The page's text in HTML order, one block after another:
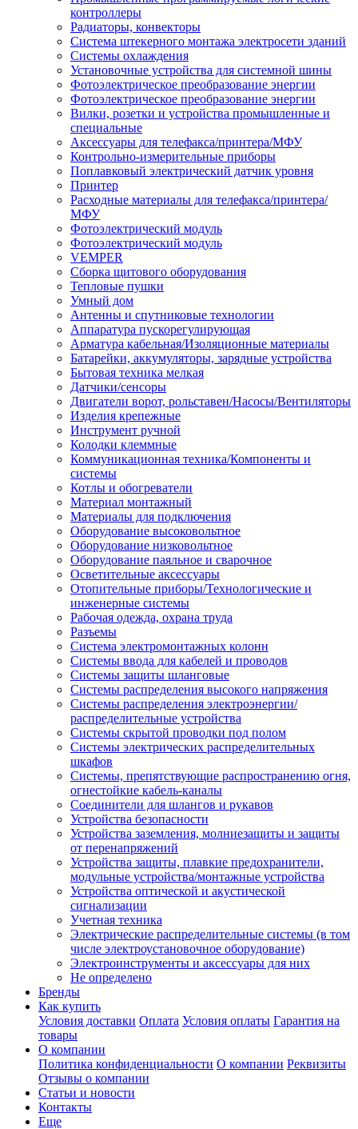
контроллеры
Радиаторы, конвекторы
Система штекерного монтажа электросети зданий
Системы охлаждения
Установочные устройства для системной шины
Фотоэлектрическое преобразование энергии
Фотоэлектрическое преобразование энергии
Вилки, розетки и устройства промышленные и
специальные
Аксессуары для телефакса/принтера/МФУ
Контрольно-измерительные приборы
Поплавковый электрический датчик уровня
Принтер
Расходные материалы для телефакса/принтера/
МФУ
Фотоэлектрический модуль
Фотоэлектрический модуль
VEMPER
Сборка щитового оборудования
Тепловые пушки
Умный дом
Антенны и спутниковые технологии
Аппаратура пускорегулирующая
Арматура кабельная/Изоляционные материалы
Батарейки, аккумуляторы, зарядные устройства
Бытовая техника мелкая
Датчики/сенсоры
Двигатели ворот, рольставен/Насосы/Вентиляторы
Изделия крепежные
Инструмент ручной
Колодки клеммные
Коммуникационная техника/Компоненты и
системы
Котлы и обогреватели
Материал монтажный
Материалы для подключения
Оборудование высоковольтное
Оборудование низковольтное
Оборудование паяльное и сварочное
Осветительные аксессуары
Отопительные приборы/Технологические и
инженерные системы
Рабочая одежда, охрана труда
Разъемы
Система электромонтажных колонн
Системы ввода для кабелей и проводов
Системы защиты шланговые
Системы распределения высокого напряжения
Системы распределения электроэнергии/
распределительные устройства
Системы скрытой проводки под полом
Системы электрических распределительных
шкафов
Системы, препятствующие распространению огня,
огнестойкие кабель-каналы
Соединители для шлангов и рукавов
Устройства безопасности
Устройства заземления, молниезащиты и защиты
от перенапряжений
Устройства защиты, плавкие предохранители,
модульные устройства/монтажные устройства
Устройства оптической и акустической
сигнализации
Учетная техника
Электрические распределительные системы (в том
числе электроустановочное оборудование)
Электроинструменты и аксессуары для них
Не определено
Бренды
Как купить
Условия доставки Оплата Условия оплаты Гарантия на
товары
О компании
Политика конфиденциальности О компании Реквизиты
Отзывы о компании
Статьи и новости
Контакты
Еще